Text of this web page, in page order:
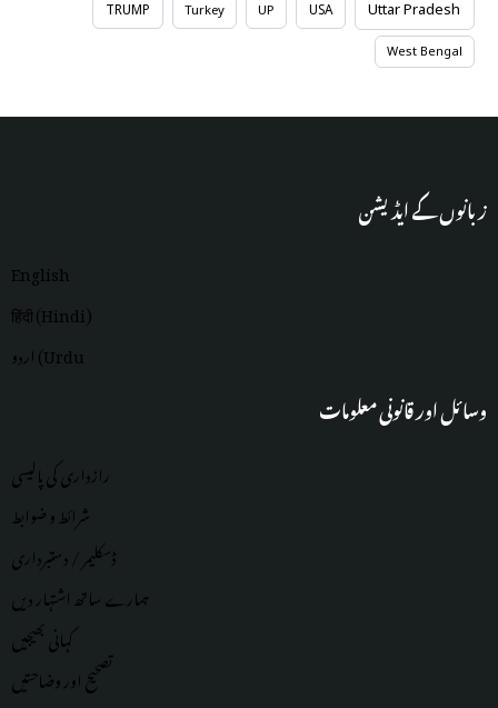
TRUMP Turkey UP USA Uttar Pradesh
West Bengal
زبانوں کے ایڈیشن
English
हिंदी (Hindi)
اردو (Urdu
وسائل اور قانونی معلومات
رازداری کی پالیسی
شرائط و ضوابط
ڈسکلیمر / دستبرداری
ہمارے ساتھ اشتہار دیں
کہانی بھیجیں
تصحیح اور وضاحتیں